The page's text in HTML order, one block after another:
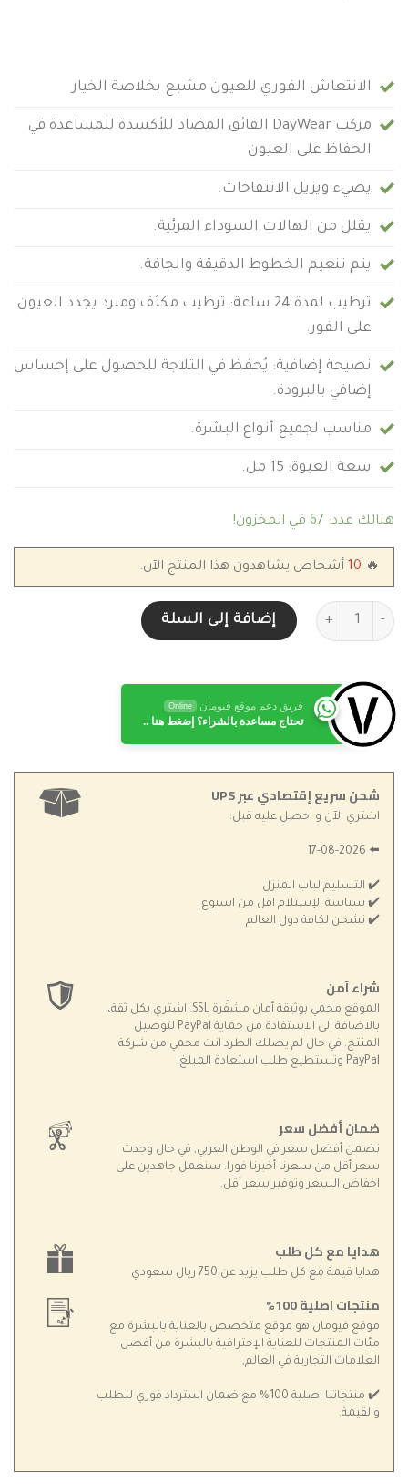
الانتعاش الفوري للعيون مشبع بخلاصة الخيار
مركب DayWear الفائق المضاد للأكسدة للمساعدة في
الحفاظ على العيون
يضيء ويزيل الانتفاخات.
يقلل من الهالات السوداء المرئية.
يتم تنعيم الخطوط الدقيقة والجافة.
ترطيب لمدة 24 ساعة: ترطيب مكثف ومبرد يجدد العيون
على الفور.
نصيحة إضافية: يُحفظ في الثلاجة للحصول على إحساس
إضافي بالبرودة.
مناسب لجميع أنواع البشرة.
سعة العبوة: 15 مل.
هنالك عدد: 67 في المخزون!
🔥
10 أشخاص يشاهدون هذا المنتج الآن.
كمية كريم استي لودر داي وير Estee Lauder DayWear لمحيط العينين
إضافة إلى السلة
فريق دعم موقع فيومان Online
تحتاج مساعدة بالشراء؟ إضغط هنا ..
شحن سريع إقتصادي عبر UPS
اشتري الآن و احصل عليه قبل:
⬅️ 17-08-2026
✔️ التسليم لباب المنزل
✔️ سياسة الإستلام اقل من اسبوع
✔️ نشحن لكافة دول العالم
شراء آمن
الموقع محمي بوثيقة أمان مشفّرة SSL. اشتري بكل ثقة،
بالاضافة الى الاستفادة من حماية PayPal لتوصيل
المنتج. في حال لم يصلك الطرد انت محمي من شركة
PayPal وتستطيع طلب استعادة المبلغ.
ضمان أفضل سعر
نضمن أفضل سعر في الوطن العربي, في حال وجدت
سعر أقل من سعرنا أخبرنا فورا. سنعمل جاهدين على
اخفاض السعر وتوفير سعر أقل.
هدايا مع كل طلب
هدايا قيمة مع كل طلب يزيد عن 750 ريال سعودي
منتجات اصلية 100%
موقع فيومان هو موقع متخصص بالعناية بالبشرة مع
مئات المنتجات للعناية الإحترافية بالبشرة من أفضل
العلامات التجارية في العالم,
✔️ منتجاتنا اصلية 100% مع ضمان استرداد فوري للطلب
والقيمة.